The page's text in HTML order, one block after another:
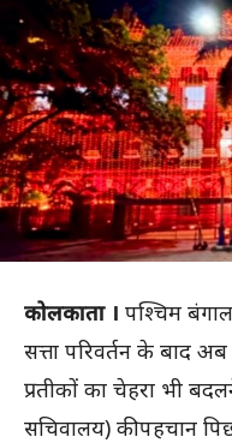
कोलकाता । पश्चिम
सत्ता परिवर्तन के बाद
प्रतीकों का चेहरा भी
सचिवालय) की पहचान